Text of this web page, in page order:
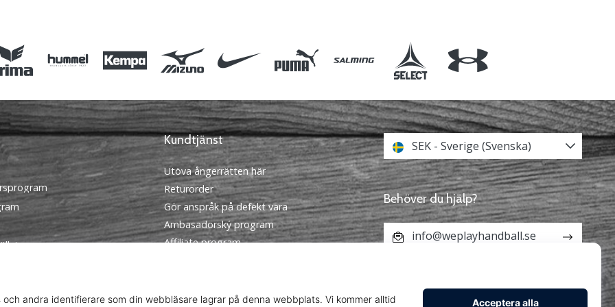
Kundtjänst
Utöva ångerrätten här
Returorder
Gör anspråk på defekt vara
Ambasadorský program
Affiliate program
Kontakt
SEK - Sverige (Svenska)
Behöver du hjälp?
info@weplayhandball.se